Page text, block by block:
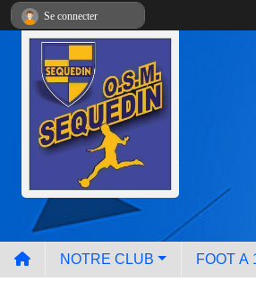
NOTRE CLUB FOOT A
Se connecter
Panneau de gestion des cookies